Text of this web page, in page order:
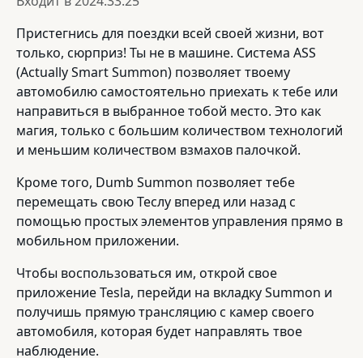
Пристегнись для поездки всей своей жизни, вот
только, сюрприз! Ты не в машине. Система ASS
(Actually Smart Summon) позволяет твоему
автомобилю самостоятельно приехать к тебе или
направиться в выбранное тобой место. Это как
магия, только с большим количеством технологий
и меньшим количеством взмахов палочкой.
Кроме того, Dumb Summon позволяет тебе
перемещать свою Теслу вперед или назад с
помощью простых элементов управления прямо в
мобильном приложении.
Чтобы воспользоваться им, открой свое
приложение Tesla, перейди на вкладку Summon и
получишь прямую трансляцию с камер своего
автомобиля, которая будет направлять твое
наблюдение.